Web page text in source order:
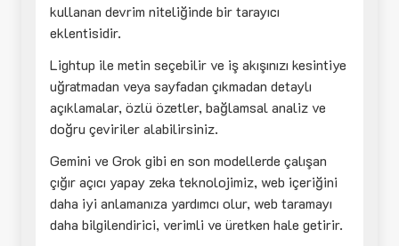
kullanan devrim niteliğinde bir tarayıcı
eklentisidir.
Lightup ile metin seçebilir ve iş akışınızı kesintiye
uğratmadan veya sayfadan çıkmadan detaylı
açıklamalar, özlü özetler, bağlamsal analiz ve
doğru çeviriler alabilirsiniz.
Gemini ve Grok gibi en son modellerde çalışan
çığır açıcı yapay zeka teknolojimiz, web içeriğini
daha iyi anlamanıza yardımcı olur, web taramayı
daha bilgilendirici, verimli ve üretken hale getirir.